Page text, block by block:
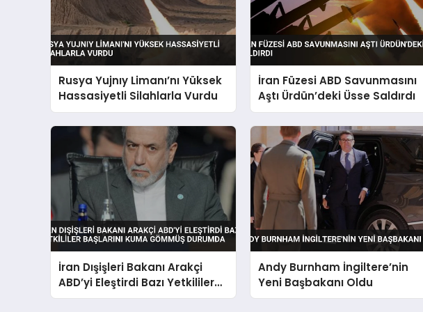
Rusya Yujnıy Limanı’nı Yüksek
Hassasiyetli Silahlarla Vurdu
İran Füzesi ABD Savunmasını
Aştı Ürdün’deki Üsse Saldırdı
İran Dışişleri Bakanı Arakçi
ABD’yi Eleştirdi Bazı Yetkililer
Başlarını Kuma Gömmüş
Andy Burnham İngiltere’nin
Yeni Başbakanı Oldu